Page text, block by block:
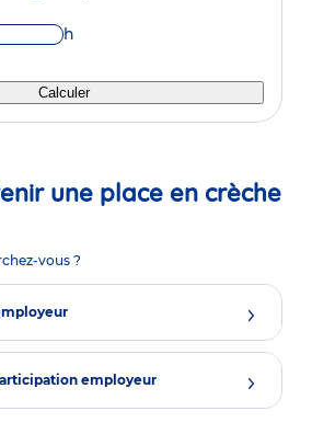
h
Calculer
une place en crèche
vous ?
employeur